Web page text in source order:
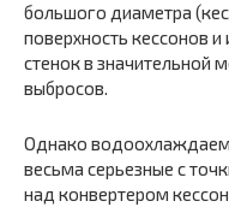
большого диаметра
поверхность кессонов
стенок в значительной
выбросов.
Однако
весьма серьезные с
над конвертером